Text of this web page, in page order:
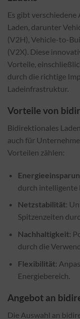
Es gibt
Laden, darunter
(V2H), Vehicle-to-
(V2X). Diese
Vorteile,
durch die richtige
Ladeinfrastruktur.
Vorteile von
Bidirektionales
auch für
Vorteilen zählen:
durch intelligente
Netzstabilität:
Spitzenzeiten
Nachhaltigkeit:
durch die
Flexibilität:
Energiebereich.
Angebot an
Die Auswahl an